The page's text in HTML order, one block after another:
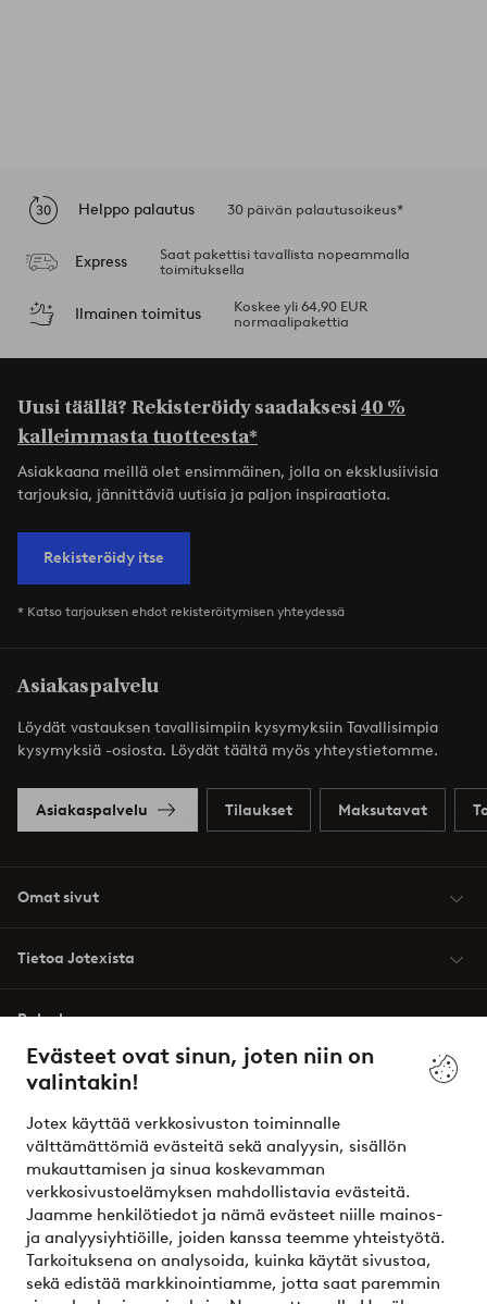
Evästeet ovat sinun, joten niin on
valintakin!
Jotex käyttää verkkosivuston toiminnalle
välttämättömiä evästeitä sekä analyysin, sisällön
mukauttamisen ja sinua koskevamman
verkkosivustoelämyksen mahdollistavia evästeitä.
Jaamme henkilötiedot ja nämä evästeet niille mainos-
ja analyysiyhtiöille, joiden kanssa teemme yhteistyötä.
Tarkoituksena on analysoida, kuinka käytät sivustoa,
sekä edistää markkinointiamme, jotta saat paremmin
Helppo palautus 30 päivän palautusoikeus*
Express
Saat pakettisi tavallista nopeammalla
toimituksella
Ilmainen toimitus
Koskee yli 64,90 EUR
normaalipakettia
Uusi täällä? Rekisteröidy saadaksesi40 %
kalleimmasta tuotteesta*
Asiakkaana meillä olet ensimmäinen, jolla on eksklusiivisia
tarjouksia, jännittäviä uutisia ja paljon inspiraatiota.
Rekisteröidy itse
* Katso tarjouksen ehdot rekisteröitymisen yhteydessä
Asiakaspalvelu
Löydät vastauksen tavallisimpiin kysymyksiin Tavallisimpia
kysymyksiä -osiosta. Löydät täältä myös yhteystietomme.
Asiakaspalvelu Tilaukset Maksutavat
Omat sivut
Tietoa Jotexista
Palvelumme
Ehdot
Ystävät
Turvalliset maksut – maksa nyt tai erissä
Haluatko tietää lisää maksuvaihtoehdoistamme?